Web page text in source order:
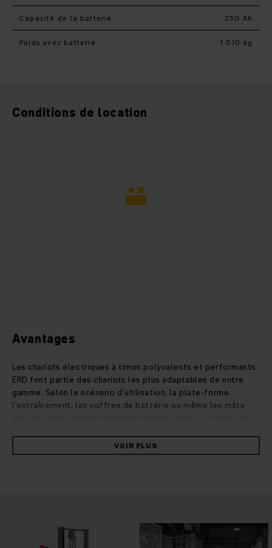
Capacité de la batterie 250 Ah
Poids avec batterie 1 010 kg
Conditions de location
Avantages
Les chariots électriques à timon polyvalents et performants
ERD font partie des chariots les plus adaptables de notre
gamme. Selon le scénario d’utilisation, la plate-forme,
l’entraînement, les coffres de batterie ou même les mâts
l’option drivePLUS. En combinaison avec le transport en
double-charges, pour lequel deux palettes sont déplacées
déchargement de camions. Le moteur à courant triphasé
puissant assure des rendements constamment élevés avec
VOIR PLUS